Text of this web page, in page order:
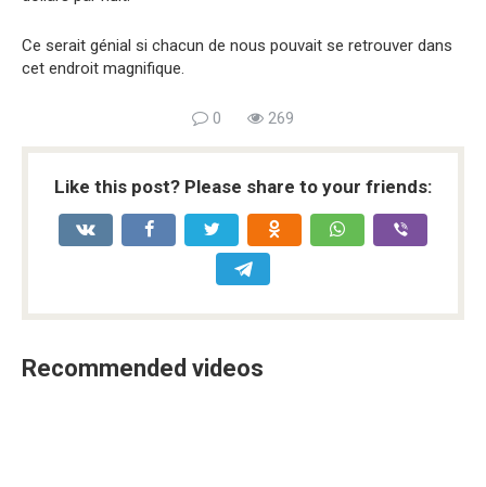
Ce serait génial si chacun de nous pouvait se retrouver dans
cet endroit magnifique.
0 269
Like this post? Please share to your friends:
Recommended videos